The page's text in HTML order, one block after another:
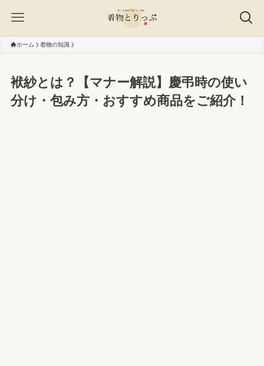
ホーム 着物の知識
袱紗とは？【マナー解説】慶弔時の使い
分け・包み方・おすすめ商品をご紹介！